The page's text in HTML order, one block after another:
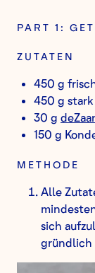
PART 1:
ZUTATEN
450 g
450 g
30 g
150 g
METHODE
Alle
sich
gründlich